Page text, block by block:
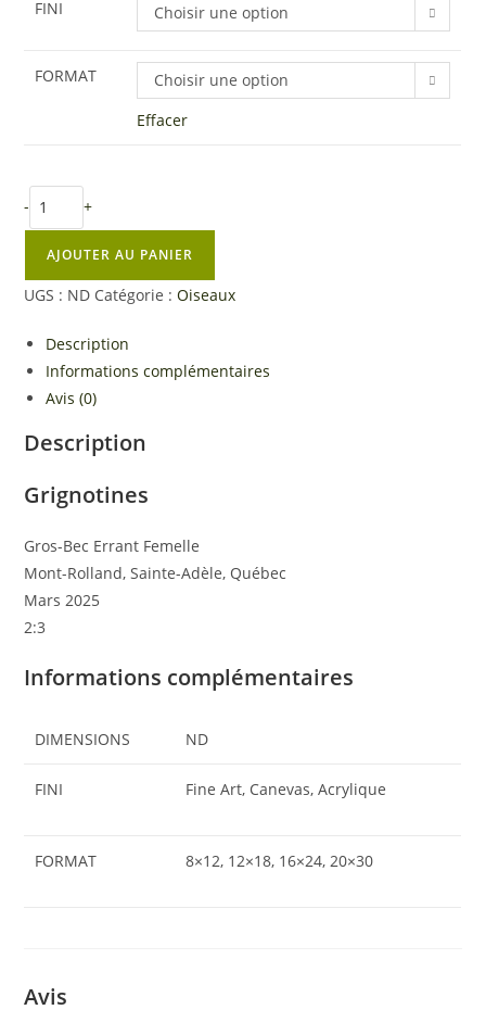
FINI Choisir une option
FORMAT
Choisir une option
Effacer
quantité
de
Grignotines
-
Impression
personnalisée
- +
AJOUTER AU PANIER
UGS : ND Catégorie :Oiseaux
Description
Informations complémentaires
Avis (0)
Description
Grignotines
Gros-Bec Errant Femelle
Mont-Rolland, Sainte-Adèle, Québec
Mars 2025
2:3
Informations complémentaires
DIMENSIONS ND
FINI Fine Art, Canevas, Acrylique
FORMAT 8×12, 12×18, 16×24, 20×30
Avis